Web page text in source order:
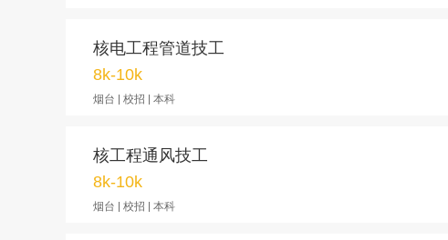
核电工程管道技工
8k-10k
烟台 | 校招 | 本科
核工程通风技工
8k-10k
烟台 | 校招 | 本科